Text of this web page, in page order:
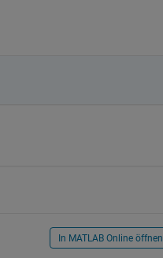
In MATLAB Online öffnen